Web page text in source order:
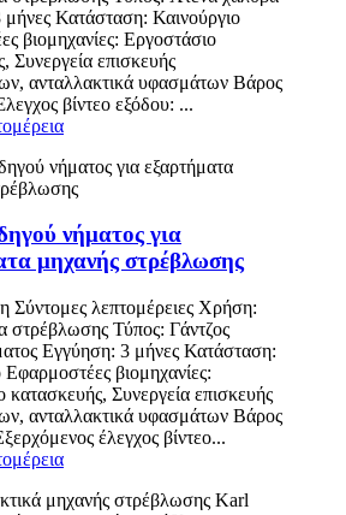
Κατάσταση: Καινούργιο
βιομηχανίες: Εργοστάσιο
Συνεργεία επισκευής
ανταλλακτικά υφασμάτων Βάρος
βίντεο εξόδου: ...
νήματος για
μηχανής στρέβλωσης
Σύντομες λεπτομέρειες Χρήση:
στρέβλωσης Τύπος: Γάντζος
Εγγύηση: 3 μήνες Κατάσταση:
Εφαρμοστέες βιομηχανίες:
κατασκευής, Συνεργεία επισκευής
ανταλλακτικά υφασμάτων Βάρος
έλεγχος βίντεο...